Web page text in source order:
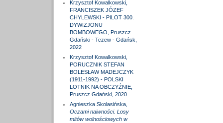
Krzysztof Kowalkowski,
FRANCISZEK JÓZEF
CHYLEWSKI - PILOT 300.
DYWIZJONU
BOMBOWEGO, Pruszcz
Gdański - Tczew - Gdańsk,
2022
Krzysztof Kowalkowski,
PORUCZNIK STEFAN
BOLESŁAW MADEJCZYK
(1911-1992) - POLSKI
LOTNIK NA OBCZYŹNIE,
Pruszcz Gdański, 2020
Agnieszka Skolasińska,
Oczami naiwności. Losy
mitów wolnościowych w